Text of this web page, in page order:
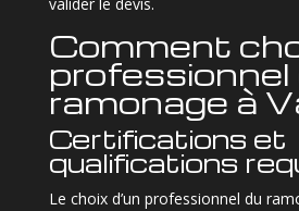
Comment
professionnel
ramonage à
Certifications et
qualifications
Le choix d’un professionnel du